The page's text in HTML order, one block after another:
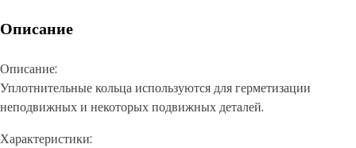
Описание
Описание:
Уплотнительные кольца используются для герметизации
неподвижных и некоторых подвижных деталей.
Характеристики: